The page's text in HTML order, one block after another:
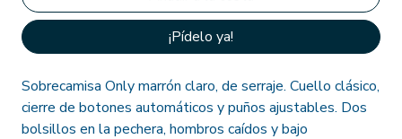
¡Pídelo ya!
Sobrecamisa Only marrón claro, de serraje. Cuello clásico,
cierre de botones automáticos y puños ajustables. Dos
bolsillos en la pechera, hombros caídos y bajo